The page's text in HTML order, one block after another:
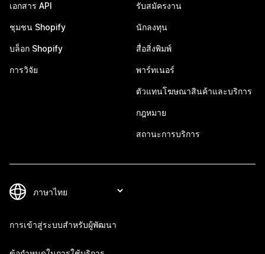
เอกสาร API
ชุมชน Shopify
บล็อก Shopify
การวิจัย
รับสมัครงาน
นักลงทุน
สื่อสิ่งพิมพ์
พาร์ทเนอร์
ตัวแทนโฆษณาสินค้าและบริการ
กฎหมาย
สถานะการบริการ
การเข้าสู่ระบบสำหรับผู้พัฒนา